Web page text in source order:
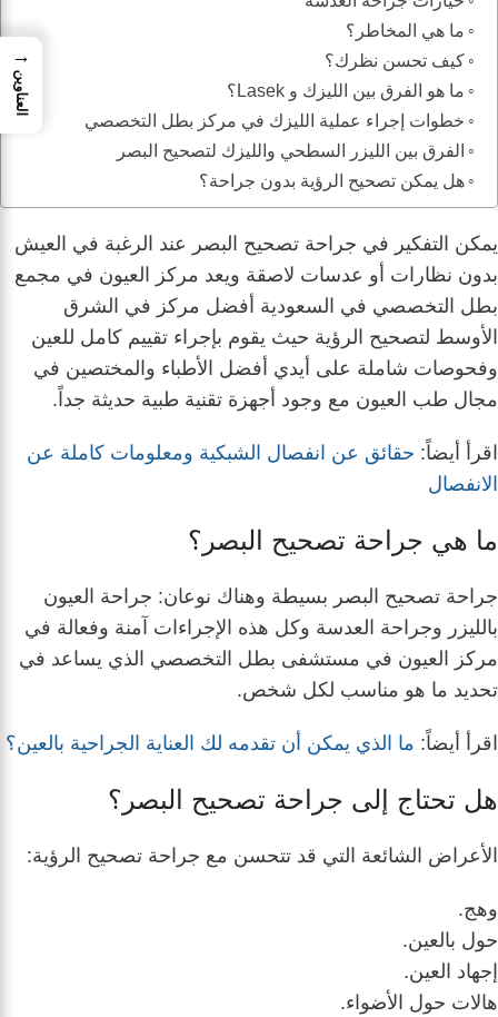
ما هي المخاطر؟
كيف تحسن نظرك؟
ما هو الفرق بين الليزك و Lasek؟
خطوات إجراء عملية الليزك في مركز بطل التخصصي
الفرق بين الليزر السطحي والليزك لتصحيح البصر
هل يمكن تصحيح الرؤية بدون جراحة؟
يمكن التفكير في جراحة تصحيح البصر عند الرغبة في العيش
بدون نظارات أو عدسات لاصقة ويعد مركز العيون في مجمع
بطل التخصصي في السعودية أفضل مركز في الشرق
الأوسط لتصحيح الرؤية حيث يقوم بإجراء تقييم كامل للعين
وفحوصات شاملة على أيدي أفضل الأطباء والمختصين في
مجال طب العيون مع وجود أجهزة تقنية طبية حديثة جداً.
اقرأ أيضاً: حقائق عن انفصال الشبكية ومعلومات كاملة عن
الانفصال
ما هي جراحة تصحيح البصر؟
جراحة تصحيح البصر بسيطة وهناك نوعان: جراحة العيون
بالليزر وجراحة العدسة وكل هذه الإجراءات آمنة وفعالة في
مركز العيون في مستشفى بطل التخصصي الذي يساعد في
تحديد ما هو مناسب لكل شخص.
اقرأ أيضاً: ما الذي يمكن أن تقدمه لك العناية الجراحية بالعين؟
هل تحتاج إلى جراحة تصحيح البصر؟
الأعراض الشائعة التي قد تتحسن مع جراحة تصحيح الرؤية:
وهج.
حول بالعين.
إجهاد العين.
هالات حول الأضواء.
→
العناوين